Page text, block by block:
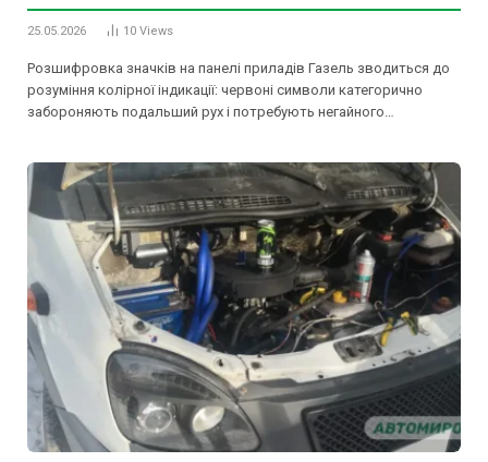
25.05.2026 10 Views
Розшифровка значків на панелі приладів Газель зводиться до
розуміння колірної індикації: червоні символи категорично
забороняють подальший рух і потребують негайного…